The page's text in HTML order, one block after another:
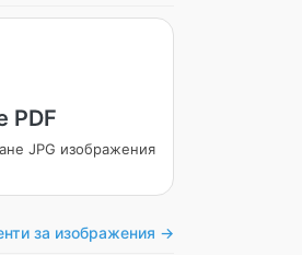
PDF
JPG изображения
за изображения →